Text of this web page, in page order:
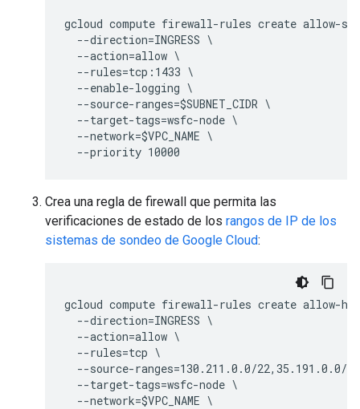
gcloud compute firewall-rules create allow-
  --direction=INGRESS \
  --action=allow \
  --rules=tcp:1433 \
  --enable-logging \
  --source-ranges=$SUBNET_CIDR \
  --target-tags=wsfc-node \
  --network=$VPC_NAME \
Crea una regla de firewall que permita las
verificaciones de estado de los rangos de IP de los
sistemas de sondeo de Google Cloud:
gcloud compute firewall-rules create allow-
  --direction=INGRESS \
  --action=allow \
  --rules=tcp \
--source-ranges=130.211.0.0/22,35.191.0.0/
  --target-tags=wsfc-node \
  --network=$VPC_NAME \